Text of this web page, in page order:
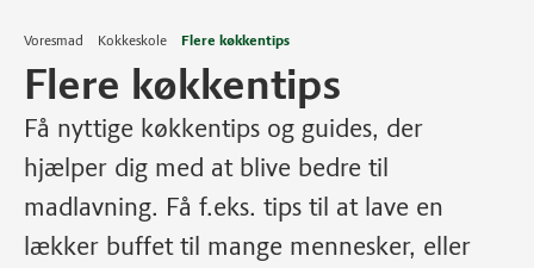
Voresmad Kokkeskole Flere køkkentips
Flere køkkentips
Få nyttige køkkentips og guides, der
hjælper dig med at blive bedre til
madlavning. Få f.eks. tips til at lave en
lækker buffet til mange mennesker, eller